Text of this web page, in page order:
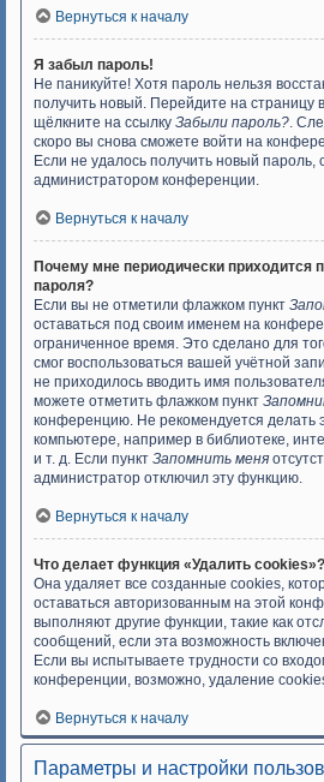
Вернуться к началу
Я забыл пароль!
Не паникуйте! Хотя пароль нельзя
получить новый. Перейдите на страницу
щёлкните на ссылку Забыли пароль?.
скоро вы снова сможете войти на
Если не удалось получить новый пароль,
администратором конференции.
Вернуться к началу
Почему мне периодически приходится
пароля?
Если вы не отметили флажком пункт
оставаться под своим именем на
ограниченное время. Это сделано для
смог воспользоваться вашей учётной
не приходилось вводить имя
можете отметить флажком пункт
конференцию. Не рекомендуется делать
компьютере, например в библиотеке,
и т. д. Если пункт Запомнить меня
администратор отключил эту функцию.
Вернуться к началу
Что делает функция «Удалить cookies»?
Она удаляет все созданные cookies,
оставаться авторизованным на этой
выполняют другие функции, такие как
сообщений, если эта возможность
Если вы испытываете трудности со
конференции, возможно, удаление
Вернуться к началу
Параметры и настройки